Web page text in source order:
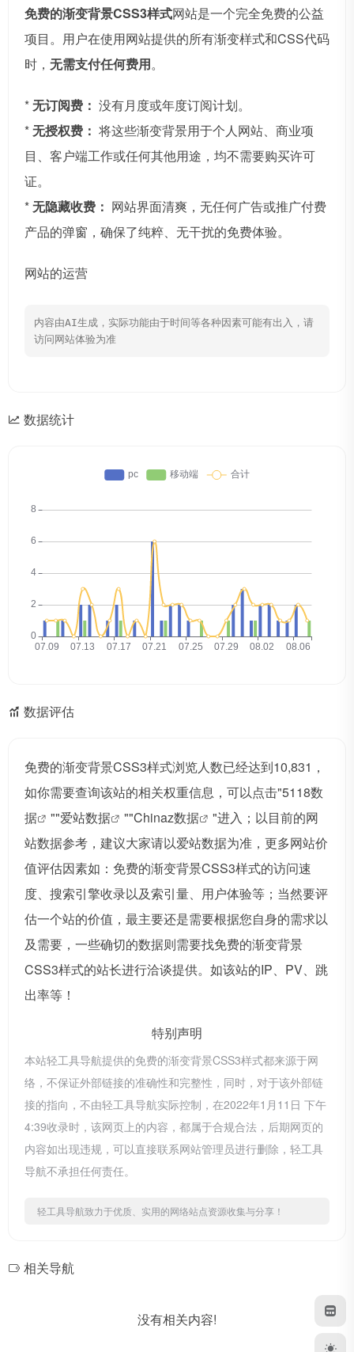
免费的渐变背景CSS3样式网站是一个完全免费的公益
项目。用户在使用网站提供的所有渐变样式和CSS代码
时， 无需支付任何费用。
*无订阅费： 没有月度或年度订阅计划。
*无授权费： 将这些渐变背景用于个人网站、商业项
目、客户端工作或任何其他用途，均不需要购买许可
证。
*无隐藏收费： 网站界面清爽，无任何广告或推广付费
产品的弹窗，确保了纯粹、无干扰的免费体验。
网站的运营
内容由AI生成，实际功能由于时间等各种因素可能有出入，请
访问网站体验为准
数据统计
数据评估
免费的渐变背景CSS3样式浏览人数已经达到10,831，
如你需要查询该站的相关权重信息，可以点击"5118数
据
""爱站数据 ""Chinaz数据
"进入；以目前的网
站数据参考，建议大家请以爱站数据为准，更多网站价
值评估因素如：免费的渐变背景CSS3样式的访问速
度、搜索引擎收录以及索引量、用户体验等；当然要评
估一个站的价值，最主要还是需要根据您自身的需求以
及需要，一些确切的数据则需要找免费的渐变背景
CSS3样式的站长进行洽谈提供。如该站的IP、PV、跳
出率等！
特别声明
本站轻工具导航提供的免费的渐变背景CSS3样式都来源于网
络，不保证外部链接的准确性和完整性，同时，对于该外部链
接的指向，不由轻工具导航实际控制，在2022年1月11日 下午
4:39收录时，该网页上的内容，都属于合规合法，后期网页的
内容如出现违规，可以直接联系网站管理员进行删除，轻工具
导航不承担任何责任。
轻工具导航致力于优质、实用的网络站点资源收集与分享！
相关导航
没有相关内容!